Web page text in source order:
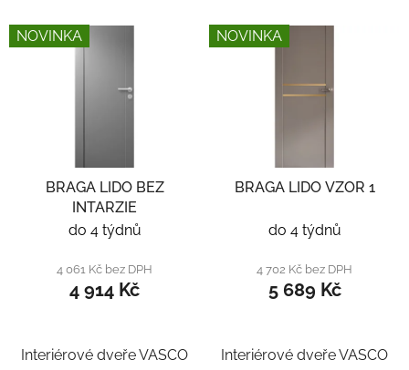
p
r
V
ý
NOVINKA
BRAGA LIDO BEZ
INTARZIE
do 4 týdnů
4 061 Kč bez DPH
4 914 Kč
Interiérové dveře VASCO
NOVINKA
BRAGA LIDO VZOR 1
do 4 týdnů
4 702 Kč bez DPH
5 689 Kč
Interiérové dveře VASCO